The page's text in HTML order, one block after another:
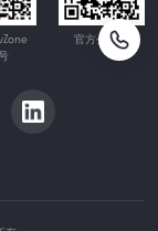
官方公众号